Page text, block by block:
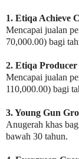
1. Etiqa Achieve
Mencapai jualan
70,000.00) bagi
2. Etiqa
Mencapai jualan
110,000.00) bagi
3. Young Gun
Anugerah khas
bawah 30 tahun.